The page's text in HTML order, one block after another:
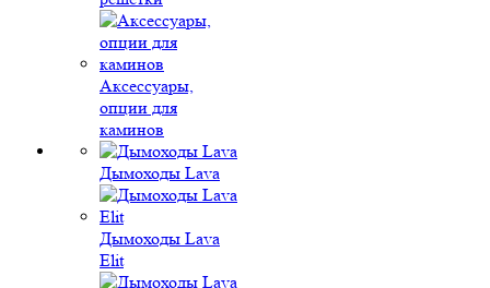
Аксессуары,
опции для
каминов
Дымоходы Lava
Дымоходы Lava
Elit